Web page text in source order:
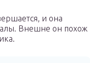
и она
Внешне он похож